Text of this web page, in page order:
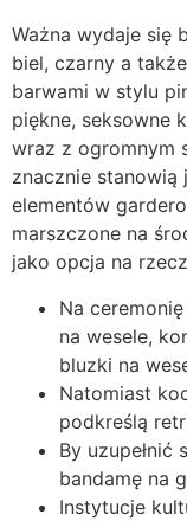
Ważna wydaje się
biel, czarny a
barwami w stylu
piękne, seksowne
wraz z ogromnym
znacznie stanowią
elementów
marszczone na
jako opcja na
Na
na wesele,
bluzki na
Natomiast
podkreślą
By uzupełnić
bandamę na
Instytucje